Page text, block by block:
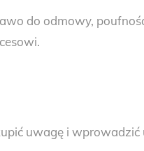
do odmowy,
uwagę i